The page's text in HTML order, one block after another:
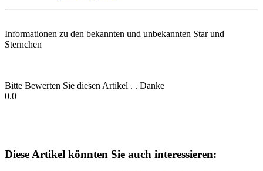
Informationen zu den bekannten und unbekannten Star und
Sternchen
Bitte Bewerten Sie diesen Artikel . . Danke
0.0
Diese Artikel könnten Sie auch interessieren: